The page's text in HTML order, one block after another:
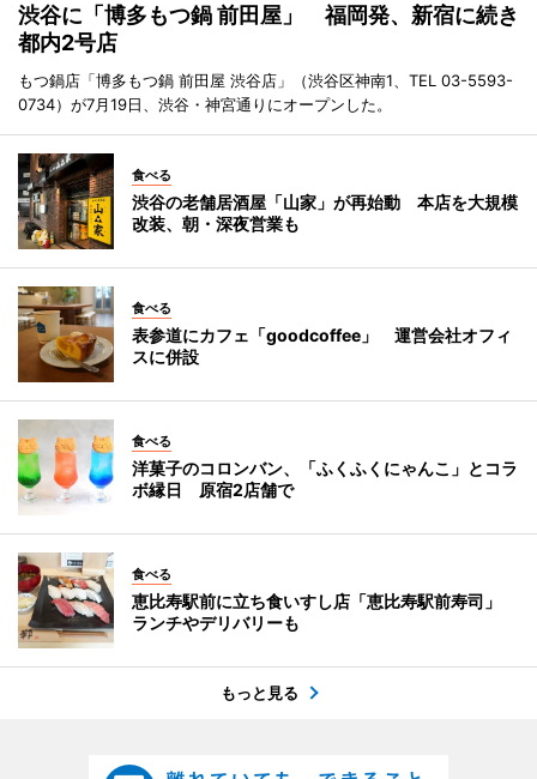
渋谷に「博多もつ鍋 前田屋」 福岡発、新宿に続き
都内2号店
もつ鍋店「博多もつ鍋 前田屋 渋谷店」（渋谷区神南1、TEL 03-5593-
0734）が7月19日、渋谷・神宮通りにオープンした。
食べる
渋谷の老舗居酒屋「山家」が再始動 本店を大規模
改装、朝・深夜営業も
食べる
表参道にカフェ「goodcoffee」 運営会社オフィ
スに併設
食べる
洋菓子のコロンバン、「ふくふくにゃんこ」とコラ
ボ縁日 原宿2店舗で
食べる
恵比寿駅前に立ち食いすし店「恵比寿駅前寿司」
ランチやデリバリーも
もっと見る